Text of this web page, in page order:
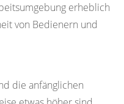
erheblich
von Bedienern und
die anfänglichen